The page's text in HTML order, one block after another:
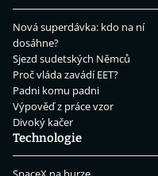
Nová superdávka: kdo na ní
dosáhne?
Sjezd sudetských Němců
Proč vláda zavádí EET?
Padni komu padni
Výpověď z práce vzor
Divoký kačer
Technologie